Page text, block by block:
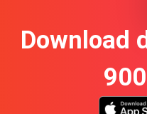
Download